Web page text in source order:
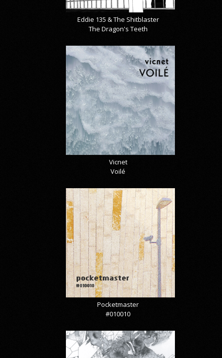
Eddie 135 & The Shitblaster
The Dragon's Teeth
Vicnet
Voilé
Pocketmaster
#010010